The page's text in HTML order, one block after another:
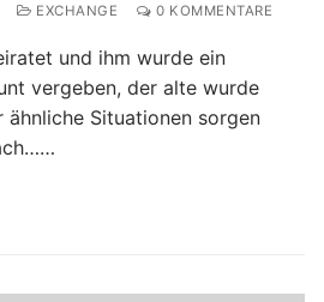
EXCHANGE 0 KOMMENTARE
und ihm wurde ein
vergeben, der alte wurde
Situationen sorgen